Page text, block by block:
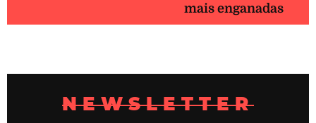
mais enganadas
NEWSLETTER